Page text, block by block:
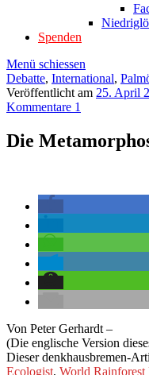
Spenden
Menü schiessen
Debatte, International,
Veröffentlicht am 25. April
Kommentare 1
Die
Von Peter Gerhardt –
(Die englische Version
Dieser denkhausbremen-
Ecologist, World